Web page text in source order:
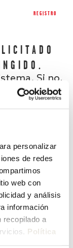
personalizar
de redes
web con
y análisis
información
recopilado a
Política
REGISTRO
Si no,